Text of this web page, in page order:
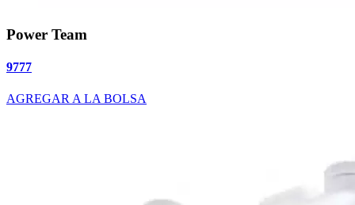
Power Team
9777
AGREGAR A LA BOLSA